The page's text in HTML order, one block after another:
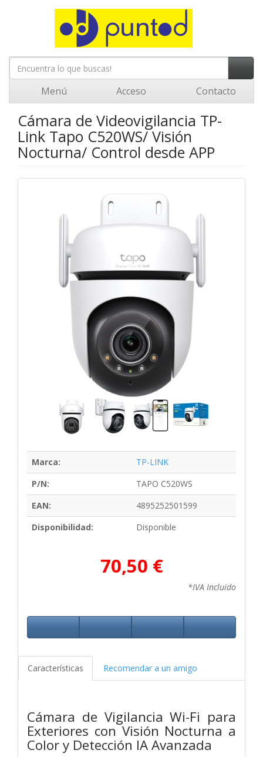
Menú Acceso Contacto
Cámara de Videovigilancia TP-
Link Tapo C520WS/ Visión
Nocturna/ Control desde APP
Marca:
TP-LINK
P/N:
TAPO C520WS
EAN:
4895252501599
Disponibilidad:
Disponible
70,50 €
*IVA Incluido
Características Recomendar a un amigo
Cámara de Vigilancia Wi-Fi para
Exteriores con Visión Nocturna a
Color y Detección IA Avanzada